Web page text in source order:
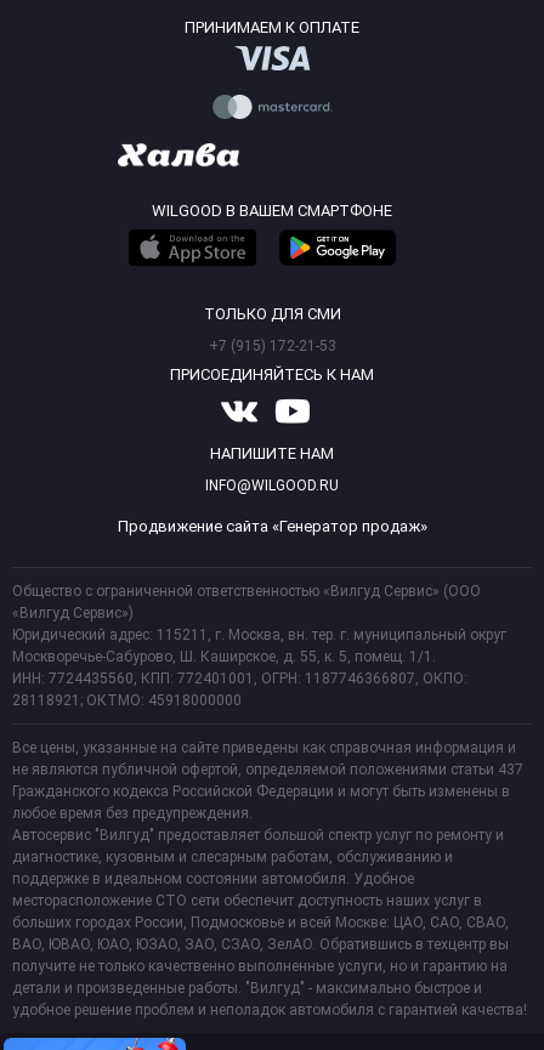
ПРИНИМАЕМ К ОПЛАТЕ
WILGOOD В ВАШЕМ СМАРТФОНЕ
ТОЛЬКО ДЛЯ СМИ
+7 (915) 172-21-53
ПРИСОЕДИНЯЙТЕСЬ К НАМ
НАПИШИТЕ НАМ
INFO@WILGOOD.RU
Продвижение сайта «Генератор продаж»
Общество с ограниченной ответственностью «Вилгуд Сервис» (ООО
«Вилгуд Сервис»)
Юридический адрес: 115211, г. Москва, вн. тер. г. муниципальный округ
Москворечье-Сабурово, Ш. Каширское, д. 55, к. 5, помещ. 1/1.
ИНН: 7724435560, КПП: 772401001, ОГРН: 1187746366807, ОКПО:
28118921; ОКТМО: 45918000000
Все цены, указанные на сайте приведены как справочная информация и
не являются публичной офертой, определяемой положениями статьи 437
Гражданского кодекса Российской Федерации и могут быть изменены в
любое время без предупреждения.
Автосервис "Вилгуд" предоставляет большой спектр услуг по ремонту и
диагностике, кузовным и слесарным работам, обслуживанию и
поддержке в идеальном состоянии автомобиля. Удобное
месторасположение СТО сети обеспечит доступность наших услуг в
больших городах России, Подмосковье и всей Москве: ЦАО, САО, СВАО,
ВАО, ЮВАО, ЮАО, ЮЗАО, ЗАО, СЗАО, ЗелАО. Обратившись в техцентр вы
получите не только качественно выполненные услуги, но и гарантию на
детали и произведенные работы. "Вилгуд" - максимально быстрое и
удобное решение проблем и неполадок автомобиля с гарантией качества!